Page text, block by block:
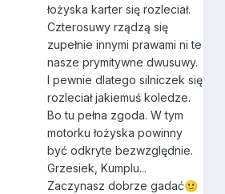
łożyska karter się rozleciał.
Czterosuwy rządzą się
zupełnie innymi prawami ni te
nasze prymitywne dwusuwy.
I pewnie dlatego silniczek się
rozleciał jakiemuś koledze.
Bo tu pełna zgoda. W tym
motorku łożyska powinny
być odkryte bezwzględnie.
Grzesiek, Kumplu...
Zaczynasz dobrze gadać🙂